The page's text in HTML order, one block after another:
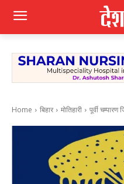
Home बिहार मोतिहारी पूर्वी